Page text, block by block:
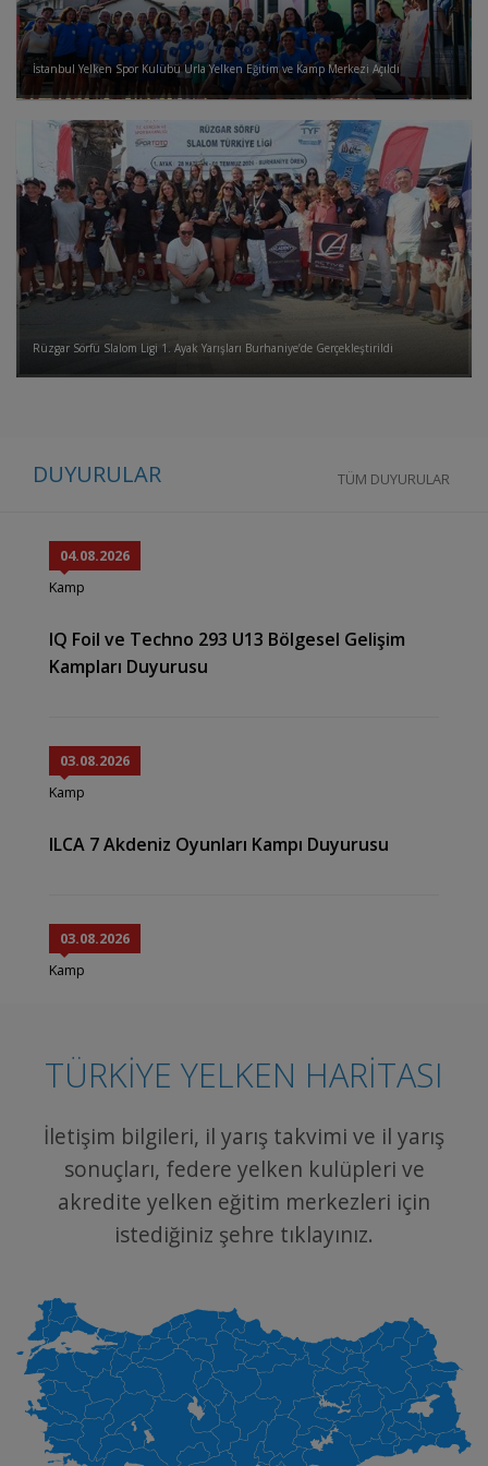
İstanbul Yelken Spor Kulübü Urla Yelken Eğitim ve Kamp Merkezi Açıldı
Rüzgar Sörfü Slalom Ligi 1. Ayak Yarışları Burhaniye’de Gerçekleştirildi
DUYURULAR TÜM DUYURULAR
04.08.2026
Kamp
IQ Foil ve Techno 293 U13 Bölgesel Gelişim
Kampları Duyurusu
03.08.2026
Kamp
ILCA 7 Akdeniz Oyunları Kampı Duyurusu
03.08.2026
Kamp
Bilgilendirme
2027 World Sailing Dünya Şampiyonası – ILCA
Sınıfı Seçme Duyurusu
30.07.2026
Yarış
Anadolu Yelken Ligi 3. Ayak Kırşehir Optimist
Yelken Yarışları Yarış Görevlileri Talep
Toplama
TÜRKİYE YELKEN HARİTASI
İletişim bilgileri, il yarış takvimi ve il yarış
sonuçları, federe yelken kulüpleri ve
akredite yelken eğitim merkezleri için
istediğiniz şehre tıklayınız.